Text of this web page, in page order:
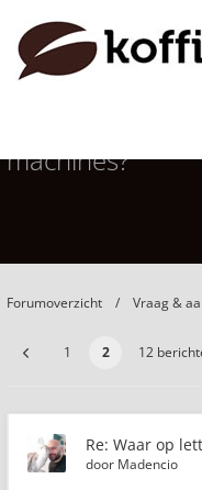
Waar op letten
machines?
Forumoverzicht Vraag &
1 2 12
Re: Waar op
door Madencio